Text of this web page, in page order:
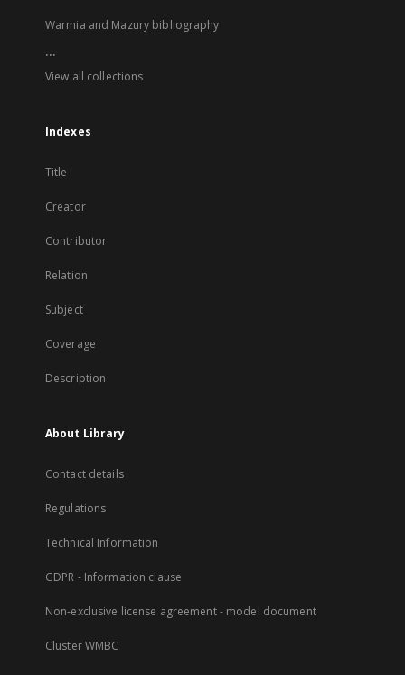
Warmia and Mazury bibliography
...
View all collections
Indexes
Title
Creator
Contributor
Relation
Subject
Coverage
Description
About Library
Contact details
Regulations
Technical Information
GDPR - Information clause
Non-exclusive license agreement - model document
Cluster WMBC